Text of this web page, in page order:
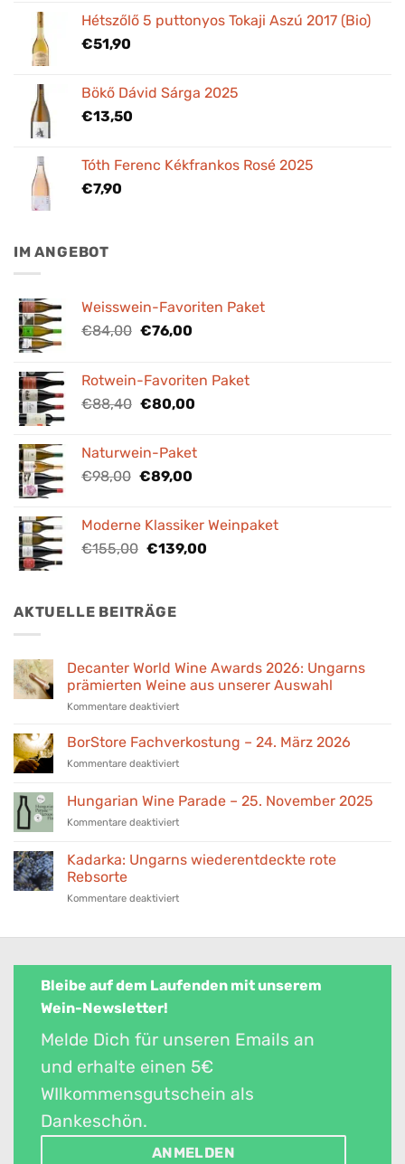
Hétszőlő 5 puttonyos Tokaji Aszú 2017 (Bio)
€51,90
Bökő Dávid Sárga 2025
€13,50
Tóth Ferenc Kékfrankos Rosé 2025
€7,90
IM ANGEBOT
Weisswein-Favoriten Paket
€84,00 Ursprünglicher
€84,00
€76,00Aktueller
€76,00.
Rotwein-Favoriten Paket
€88,40 Ursprünglicher
€88,40
€80,00Aktueller
€80,00.
Naturwein-Paket
€98,00 Ursprünglicher
€98,00
€89,00Aktueller
€89,00.
Moderne Klassiker Weinpaket
€155,00 Ursprünglicher
€155,00
€139,00Aktueller
AKTUELLE BEITRÄGE
Decanter World Wine Awards 2026: Ungarns
prämierten Weine aus unserer Auswahl
Kommentare deaktiviertfür
World
Wine
Awards
Ungarns
Weine
unserer
BorStore Fachverkostung – 24. März 2026
Kommentare deaktiviertfür
Fachverkostung
–
24.
2026
Hungarian Wine Parade – 25. November 2025
Kommentare deaktiviertfür
Parade
25.
Kadarka: Ungarns wiederentdeckte rote
Rebsorte
Kommentare deaktiviertfür
Bleibe auf dem Laufenden mit unserem
Wein-Newsletter!
Melde Dich für unseren Emails an
und erhalte einen 5€
WIlkommensgutschein als
Dankeschön.
ANMELDEN